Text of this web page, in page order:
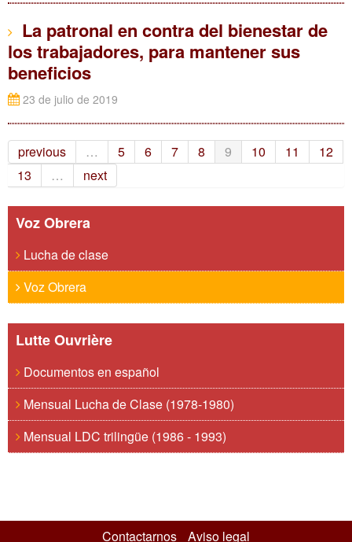
La patronal en contra del bienestar de
los trabajadores, para mantener sus
beneficios
23 de julio de 2019
previous … 5 6 7 8 9 10 11
12
13
… next
Voz Obrera
Lucha de clase
Voz Obrera
Lutte Ouvrière
Documentos en español
Mensual Lucha de Clase (1978-1980)
Mensual LDC trilingüe (1986 - 1993)
Contactarnos Aviso legal